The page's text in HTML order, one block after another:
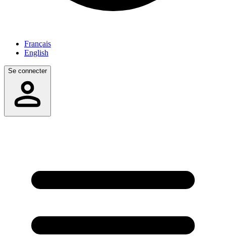
Français
English
Se connecter